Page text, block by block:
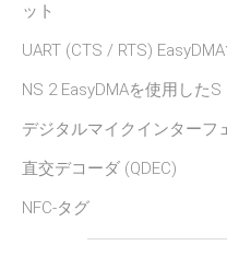
ット
UART (CTS / RTS)
NS 2 EasyDMAを使用したS
デジタルマイクインターフ
直交デコーダ (QDEC)
NFC-タグ